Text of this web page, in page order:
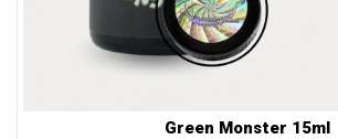
Green Monster 15ml